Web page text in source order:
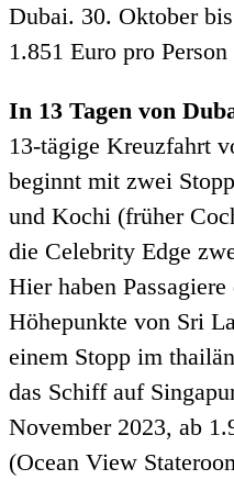
Dubai. 30. Oktober
1.851 Euro pro
In 13 Tagen von
13-tägige Kreuzfahrt
beginnt mit zwei
und Kochi (früher
die Celebrity Edge
Hier haben
Höhepunkte von Sri
einem Stopp im
das Schiff auf
November 2023, ab
(Ocean View